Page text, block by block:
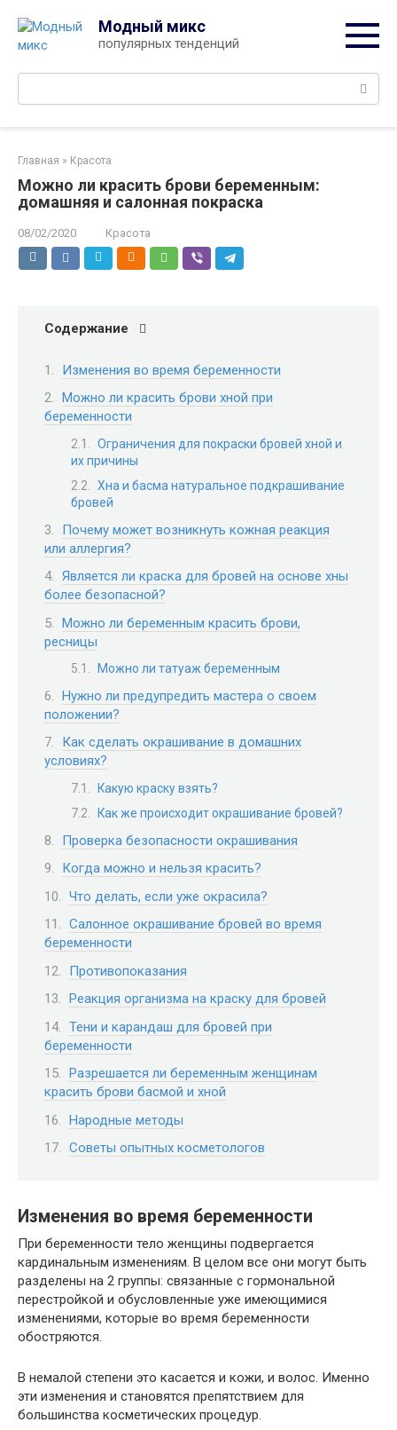
контенту
Модный микс
популярных тенденций
Поиск:
Главная » Красота
Можно ли красить брови беременным:
домашняя и салонная покраска
08/02/2020 Красота
Содержание
Изменения во время беременности
Можно ли красить брови хной при
беременности
Ограничения для покраски бровей хной и
их причины
Хна и басма натуральное подкрашивание
бровей
Почему может возникнуть кожная реакция
или аллергия?
Является ли краска для бровей на основе хны
более безопасной?
Можно ли беременным красить брови,
ресницы
Можно ли татуаж беременным
Нужно ли предупредить мастера о своем
положении?
Как сделать окрашивание в домашних
условиях?
Какую краску взять?
Как же происходит окрашивание бровей?
Проверка безопасности окрашивания
Когда можно и нельзя красить?
Что делать, если уже окрасила?
Салонное окрашивание бровей во время
беременности
Противопоказания
Реакция организма на краску для бровей
Тени и карандаш для бровей при
беременности
Разрешается ли беременным женщинам
красить брови басмой и хной
Народные методы
Советы опытных косметологов
Изменения во время беременности
При беременности тело женщины подвергается
кардинальным изменениям. В целом все они могут быть
разделены на 2 группы: связанные с гормональной
перестройкой и обусловленные уже имеющимися
изменениями, которые во время беременности
обостряются.
В немалой степени это касается и кожи, и волос. Именно
эти изменения и становятся препятствием для
большинства косметических процедур.